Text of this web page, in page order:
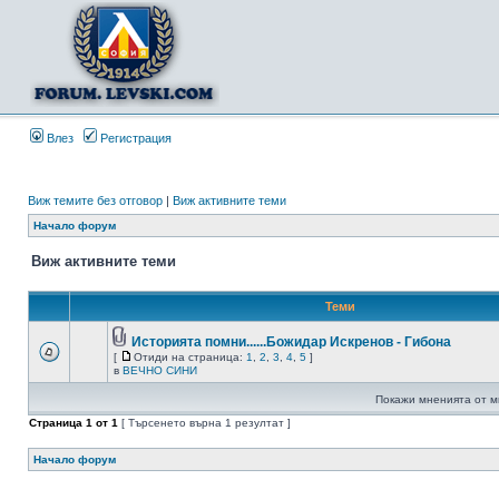
Влез Регистрация
Виж темите без отговор | Виж активните теми
Начало форум
Виж активните теми
Теми
Историята помни......Божидар Искренов - Гибона
[ Отиди на страница: 1 2 3 4 5 ]
в ВЕЧНО СИНИ
Покажи мненията от
Страница 1 от 1 [ Търсенето върна 1 резултат ]
Начало форум